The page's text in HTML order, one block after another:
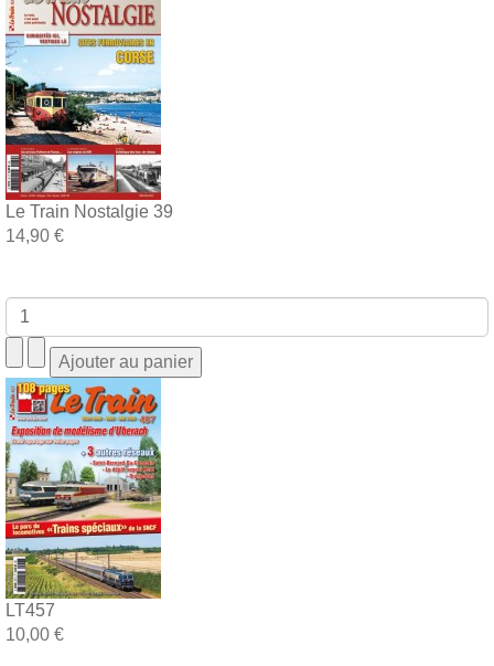
Le Train Nostalgie 39
14,90 €
LT457
10,00 €